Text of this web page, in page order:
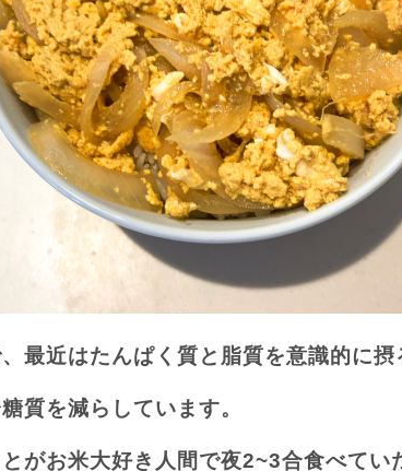
最近はたんぱく質と脂質を意識的に摂
質を減らしています。
がお米大好き人間で夜2~3合食べてい